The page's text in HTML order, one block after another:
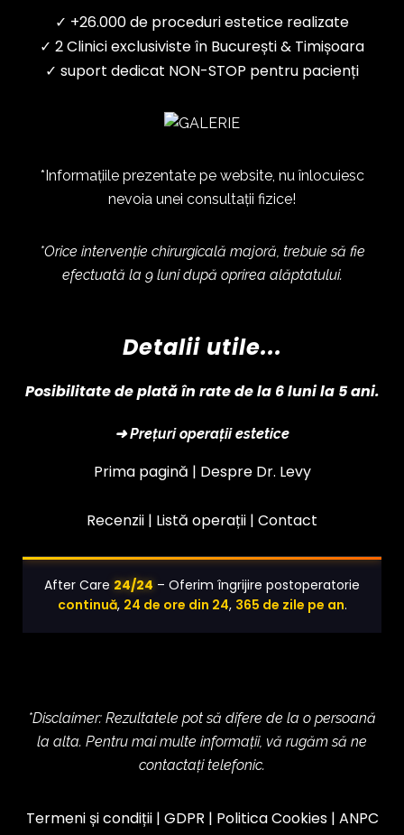
✓ +26.000 de proceduri estetice realizate
✓ 2 Clinici exclusiviste în București & Timișoara
✓ suport dedicat NON-STOP pentru pacienți
*Informațiile prezentate pe website, nu înlocuiesc
nevoia unei consultații fizice!
*Orice intervenție chirurgicală majoră, trebuie să fie
efectuată la 9 luni după oprirea alăptatului.
Detalii utile...
Posibilitate de plată în rate de la 6 luni la 5 ani.
➜ Prețuri operații estetice
Prima pagină | Despre Dr. Levy
Recenzii | Listă operații | Contact
After Care 24/24 – Oferim îngrijire postoperatorie
continuă, 24 de ore din 24, 365 de zile pe an.
*Disclaimer: Rezultatele pot să difere de la o persoană
la alta. Pentru mai multe informații, vă rugăm să ne
contactați telefonic.
Termeni și condiții| GDPR | Politica Cookies| ANPC